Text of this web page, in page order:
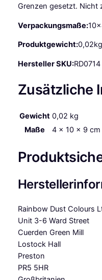
Grenzen gesetzt. Nicht
Verpackungsmaße:
Produktgewicht:0,02kg
Hersteller SKU:RD0714
Zusätzliche
Gewicht 0,02 kg
Maße
4 × 10 × 9 cm
Rainbow Dust Colours
Unit 3-6 Ward Street
Cuerden Green Mill
Lostock Hall
Preston
PR5 5HR